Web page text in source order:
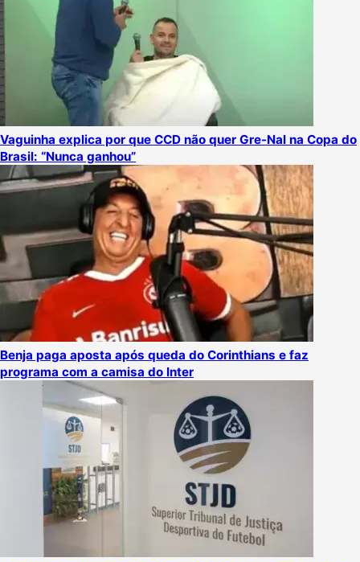
Vaguinha explica por que CCD não quer Gre-Nal na Copa do
Brasil: “Nunca ganhou”
Benja paga aposta após queda do Corinthians e faz
programa com a camisa do Inter